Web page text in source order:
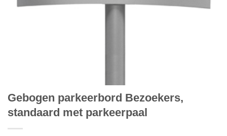
Gebogen parkeerbord Bezoekers,
standaard met parkeerpaal